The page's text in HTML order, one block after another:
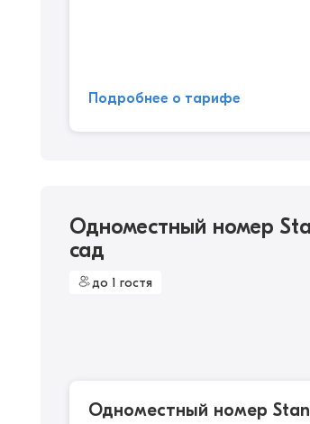
Подробнее о тарифе
Одноместный номер
сад
до 1 гостя
Одноместный номер